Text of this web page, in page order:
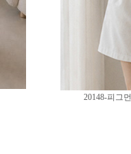
20148-피그